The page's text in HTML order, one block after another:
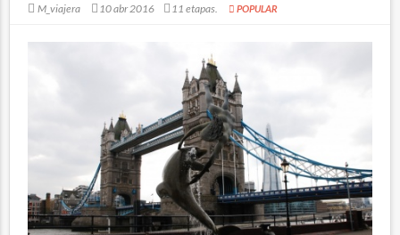
M_viajera 10 abr 2016 11 etapas. POPULAR